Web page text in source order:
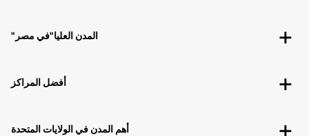
"المدن العليا"في مصر
أفضل المراكز
أهم المدن في الولايات المتحدة